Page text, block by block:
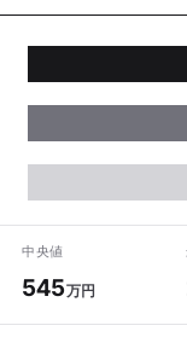
中央値
545万円